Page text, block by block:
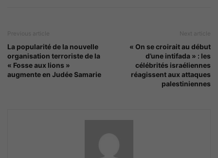
Previous article
La popularité de la nouvelle
organisation terroriste de la
« Fosse aux lions »
augmente en Judée Samarie
Next article
« On se croirait au début
d’une intifada » : les
célébrités israéliennes
réagissent aux attaques
palestiniennes